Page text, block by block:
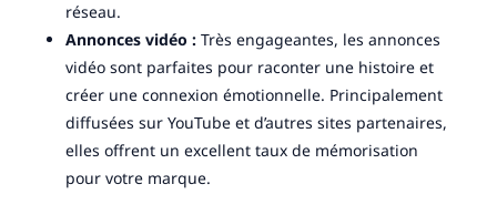
réseau.
Annonces vidéo :Très engageantes, les annonces
vidéo sont parfaites pour raconter une histoire et
créer une connexion émotionnelle. Principalement
diffusées sur YouTube et d’autres sites partenaires,
elles offrent un excellent taux de mémorisation
pour votre marque.